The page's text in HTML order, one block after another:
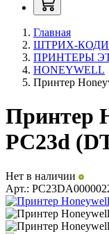
Главная
ШТРИХ-
ПРИНТЕРЫ
HONEYWELL
Принтер
Принтер
PC23d
Нет в наличии
Арт.: